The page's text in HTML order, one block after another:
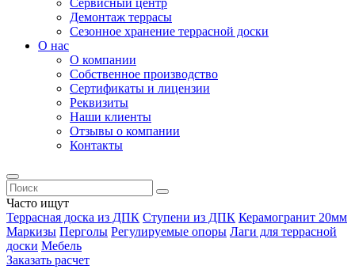
Сервисный центр
Демонтаж террасы
Сезонное хранение террасной доски
О нас
О компании
Собственное производство
Сертификаты и лицензии
Реквизиты
Наши клиенты
Отзывы о компании
Контакты
Часто ищут
Террасная доска из ДПК Ступени из ДПК Керамогранит 20мм
Маркизы Перголы Регулируемые опоры Лаги для террасной
доски Мебель
Заказать расчет